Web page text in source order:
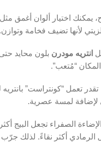
يمكنك اختيار ألوان أغمق
لأنها تضيف فخامة وتوازن.
انتريه مودرن بلون محايد
“مُتعب”.
تقدر تعمل “كونتراست”
لإضافة لمسة عصرية.
الصفراء تجعل البيج أكثر
الرمادي أكثر نقاءً. لذلك